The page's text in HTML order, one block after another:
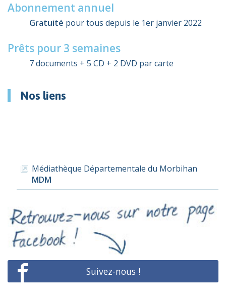
Abonnement annuel
Gratuité pour tous depuis le 1er janvier 2022
Prêts pour 3 semaines
7 documents + 5 CD + 2 DVD par carte
Nos liens
Médiathèque Départementale du Morbihan
MDM
Suivez-nous !